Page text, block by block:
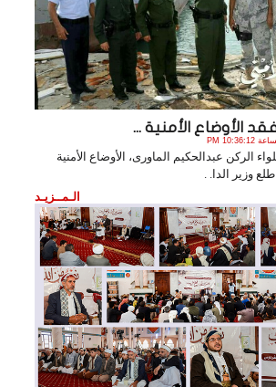
الأوضاع الأمنية ...
الركن عبدالحكيم الماورى، الأوضاع الأمنية
وزير الدا. .
الـمــزيـد